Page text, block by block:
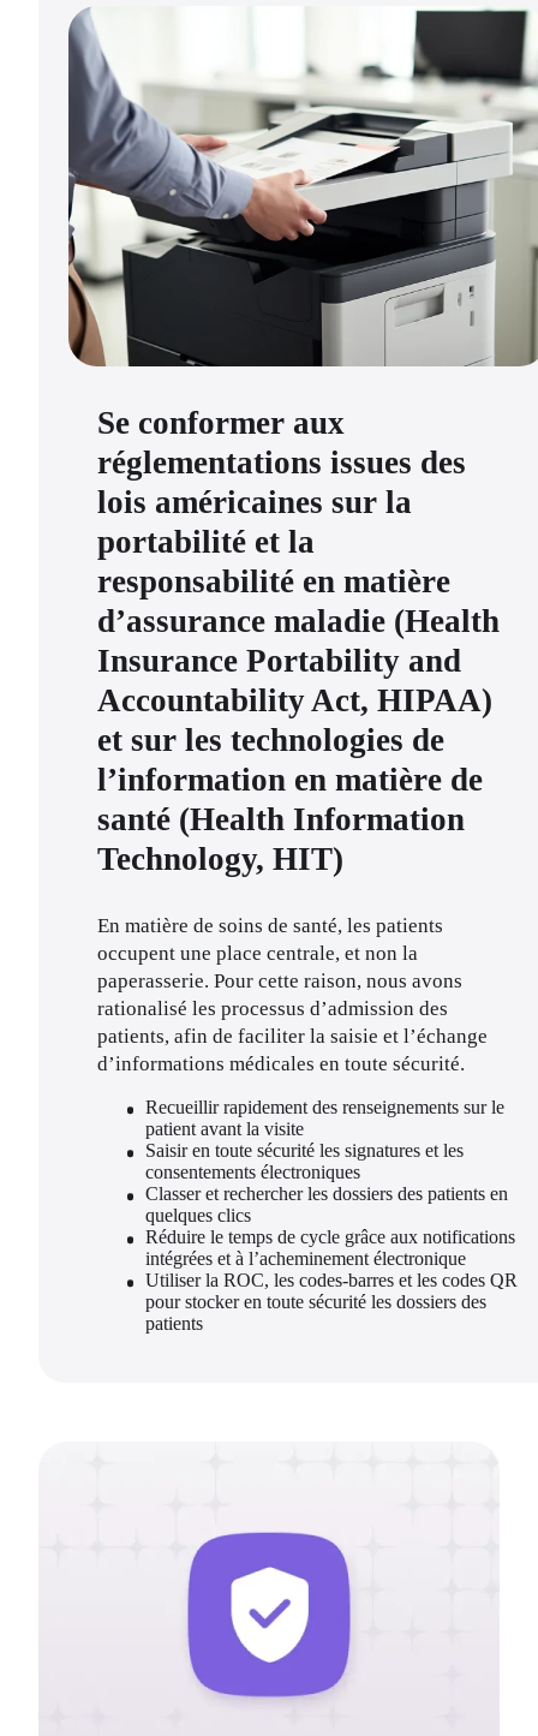
Se conformer aux
réglementations issues des
lois américaines sur la
portabilité et la
responsabilité en matière
d’assurance maladie (Health
Insurance Portability and
Accountability Act, HIPAA)
et sur les technologies de
l’information en matière de
santé (Health Information
Technology, HIT)
En matière de soins de santé, les patients
occupent une place centrale, et non la
paperasserie. Pour cette raison, nous avons
rationalisé les processus d’admission des
patients, afin de faciliter la saisie et l’échange
d’informations médicales en toute sécurité.
Recueillir rapidement des renseignements sur le
patient avant la visite
Saisir en toute sécurité les signatures et les
consentements électroniques
Classer et rechercher les dossiers des patients en
quelques clics
Réduire le temps de cycle grâce aux notifications
intégrées et à l’acheminement électronique
Utiliser la ROC, les codes-barres et les codes QR
pour stocker en toute sécurité les dossiers des
patients